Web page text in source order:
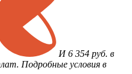
И 6 354 руб. в
Подробные условия в